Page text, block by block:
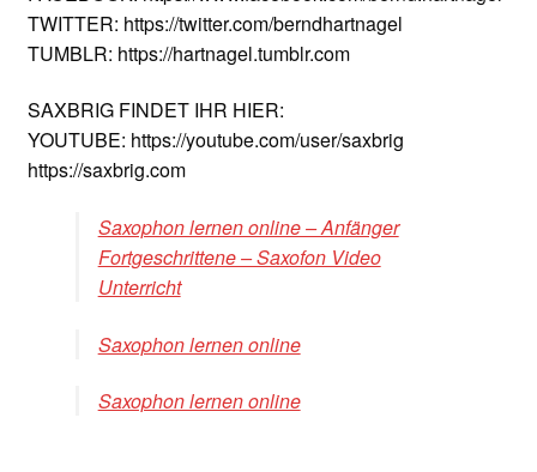
TWITTER: https://twitter.com/berndhartnagel
TUMBLR: https://hartnagel.tumblr.com
SAXBRIG FINDET IHR HIER:
YOUTUBE: https://youtube.com/user/saxbrig
https://saxbrig.com
Saxophon lernen online – Anfänger
Fortgeschrittene – Saxofon Video
Unterricht
Saxophon lernen online
Saxophon lernen online